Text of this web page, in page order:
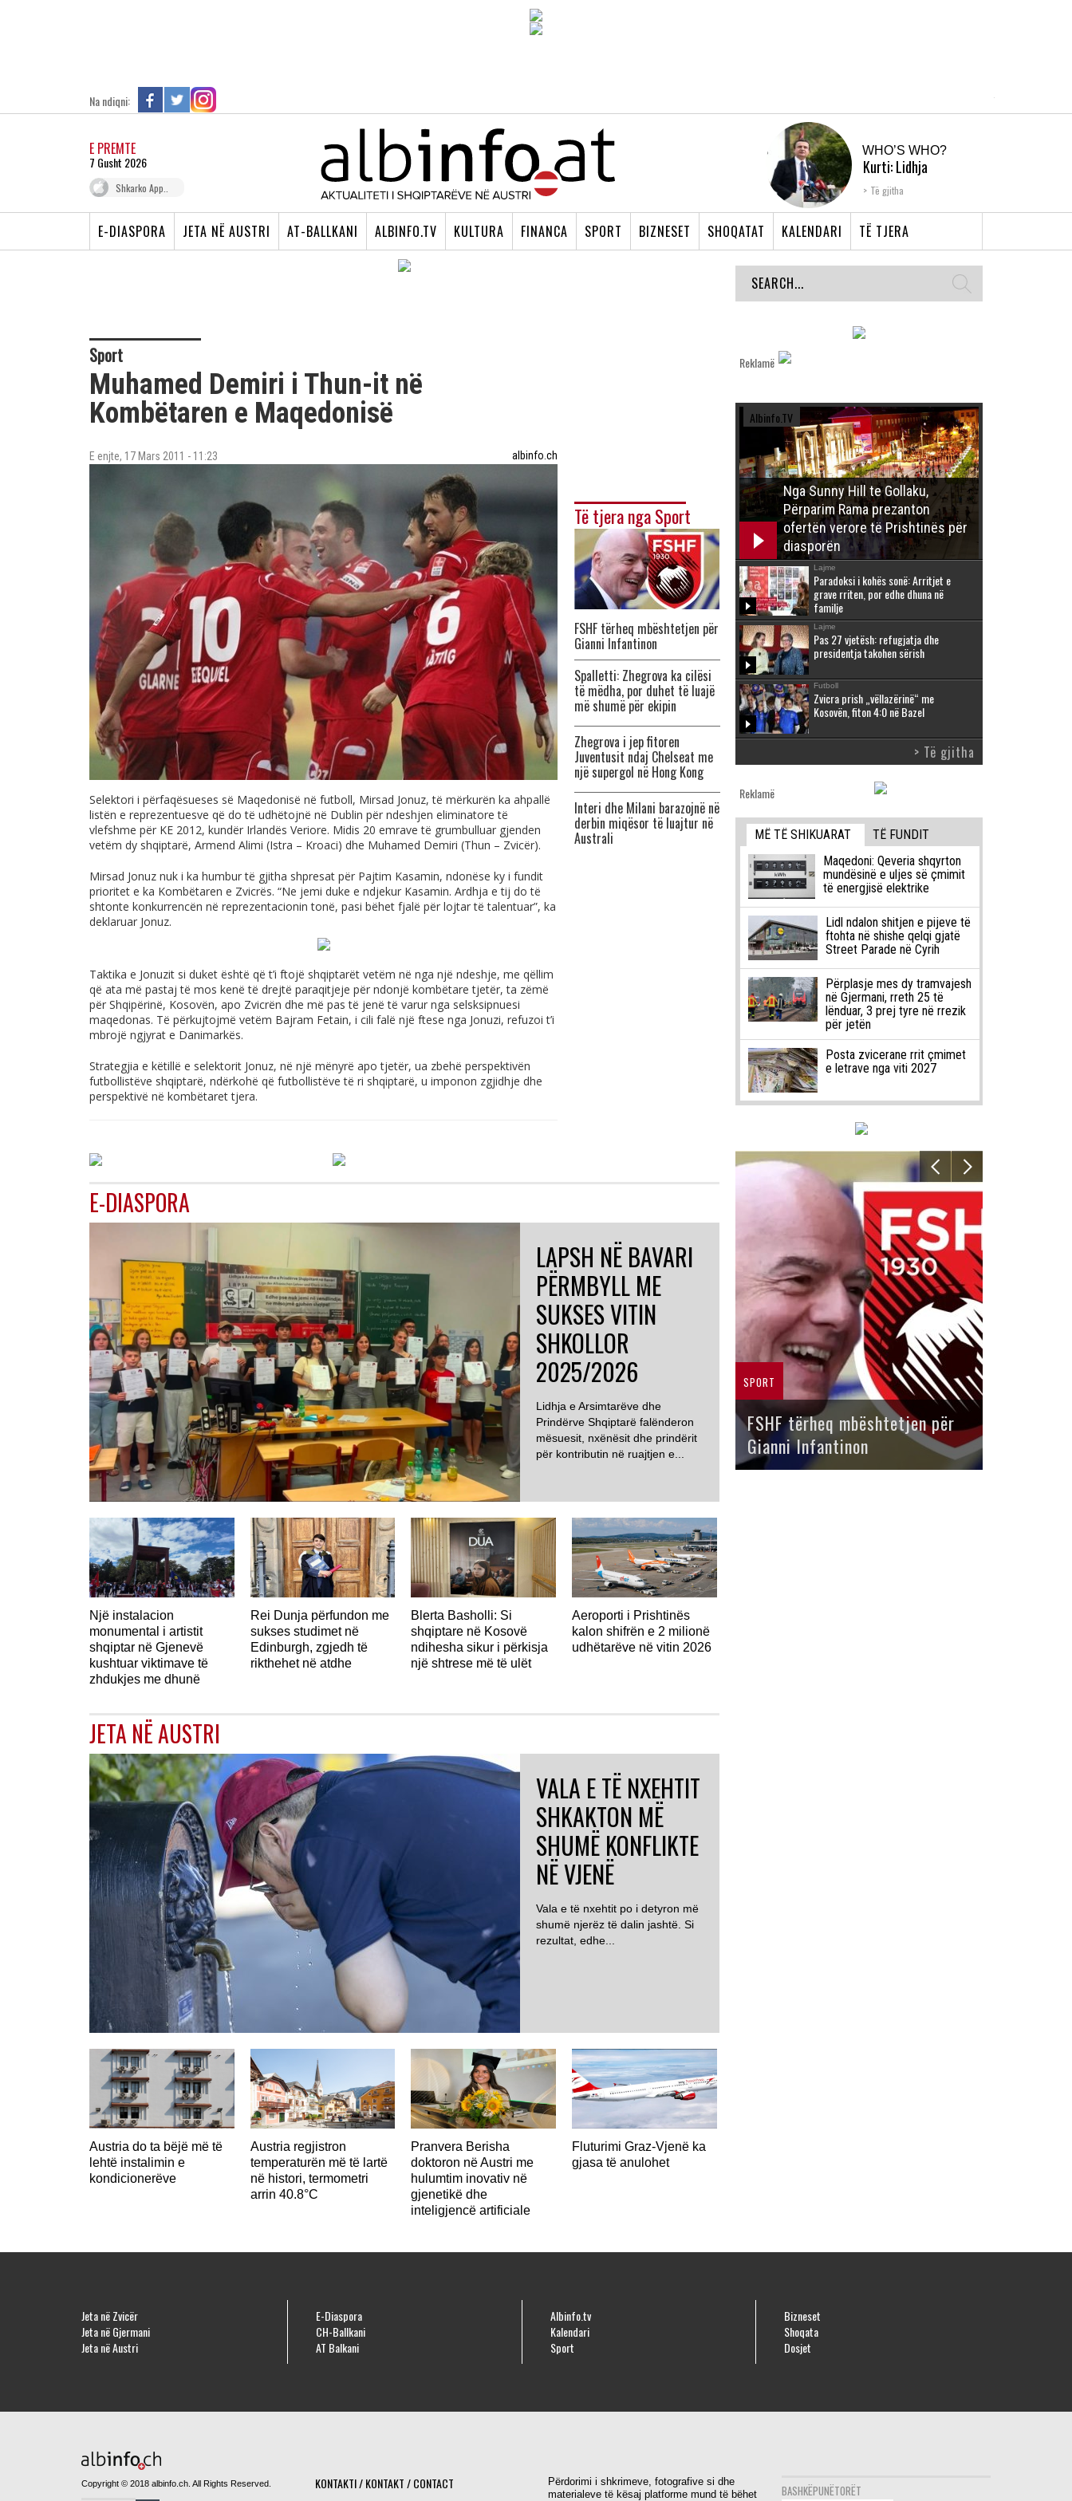
Na ndiqni:
E PREMTE
7 Gusht 2026
Shkarko App..
WHO’S WHO?
Kurti: Lidhja
Shqiptare e Prizrenit,
Të gjitha
E-DIASPORA JETA NË AUSTRI AT-BALLKANI ALBINFO.TV KULTURA FINANCA SPORT BIZNESET SHOQATAT KALENDARI TË TJERA
Sport
Muhamed Demiri i Thun-it në
Kombëtaren e Maqedonisë
E enjte, 17 Mars 2011 - 11:23 albinfo.ch
Selektori i përfaqësueses së Maqedonisë në futboll, Mirsad Jonuz, të mërkurën ka ahpallë
listën e reprezentuesve që do të udhëtojnë në Dublin për ndeshjen eliminatore të
vlefshme për KE 2012, kundër Irlandës Veriore. Midis 20 emrave të grumbulluar gjenden
vetëm dy shqiptarë, Armend Alimi (Istra – Kroaci) dhe Muhamed Demiri (Thun – Zvicër).
Mirsad Jonuz nuk i ka humbur të gjitha shpresat për Pajtim Kasamin, ndonëse ky i fundit
prioritet e ka Kombëtaren e Zvicrës. “Ne jemi duke e ndjekur Kasamin. Ardhja e tij do të
shtonte konkurrencën në reprezentacionin tonë, pasi bëhet fjalë për lojtar të talentuar”, ka
deklaruar Jonuz.
Taktika e Jonuzit si duket është që t’i ftojë shqiptarët vetëm në nga një ndeshje, me qëllim
që ata më pastaj të mos kenë të drejtë paraqitjeje për ndonjë kombëtare tjetër, ta zëmë
për Shqipërinë, Kosovën, apo Zvicrën dhe më pas të jenë të varur nga selsksipnuesi
maqedonas. Të përkujtojmë vetëm Bajram Fetain, i cili falë një ftese nga Jonuzi, refuzoi t’i
mbrojë ngjyrat e Danimarkës.
Strategjia e këtillë e selektorit Jonuz, në një mënyrë apo tjetër, ua zbehë perspektivën
futbollistëve shqiptarë, ndërkohë që futbollistëve të ri shqiptarë, u imponon zgjidhje dhe
perspektivë në kombëtaret tjera.
Të tjera nga Sport
FSHF tërheq mbështetjen për
Gianni Infantinon
Spalletti: Zhegrova ka cilësi
të mëdha, por duhet të luajë
më shumë për ekipin
Zhegrova i jep fitoren
Juventusit ndaj Chelseat me
një supergol në Hong Kong
Interi dhe Milani barazojnë në
derbin miqësor të luajtur në
Australi
E-DIASPORA
LAPSH NË BAVARI
PËRMBYLL ME
SUKSES VITIN
SHKOLLOR
2025/2026
Lidhja e Arsimtarëve dhe
Prindërve Shqiptarë falënderon
mësuesit, nxënësit dhe prindërit
për kontributin në ruajtjen e...
Një instalacion
monumental i artistit
shqiptar në Gjenevë
kushtuar viktimave të
zhdukjes me dhunë
Rei Dunja përfundon me
sukses studimet në
Edinburgh, zgjedh të
rikthehet në atdhe
Blerta Basholli: Si
shqiptare në Kosovë
ndihesha sikur i përkisja
një shtrese më të ulët
Aeroporti i Prishtinës
kalon shifrën e 2 milionë
udhëtarëve në vitin 2026
JETA NË AUSTRI
VALA E TË NXEHTIT
SHKAKTON MË
SHUMË KONFLIKTE
NË VJENË
Vala e të nxehtit po i detyron më
shumë njerëz të dalin jashtë. Si
rezultat, edhe...
Austria do ta bëjë më të
lehtë instalimin e
kondicionerëve
Austria regjistron
temperaturën më të lartë
në histori, termometri
arrin 40.8°C
Pranvera Berisha
doktoron në Austri me
hulumtim inovativ në
gjenetikë dhe
inteligjencë artificiale
Fluturimi Graz-Vjenë ka
gjasa të anulohet
Reklamë
Albinfo.TV
Nga Sunny Hill te Gollaku,
Përparim Rama prezanton
ofertën verore të Prishtinës për
diasporën
Lajme
Paradoksi i kohës sonë: Arritjet e
grave rriten, por edhe dhuna në
familje
Lajme
Pas 27 vjetësh: refugjatja dhe
presidentja takohen sërish
Futboll
Zvicra prish „vëllazërinë“ me
Kosovën, fiton 4:0 në Bazel
> Të gjitha
Reklamë
MË TË SHIKUARAT
TË FUNDIT
Maqedoni: Qeveria shqyrton
mundësinë e uljes së çmimit
të energjisë elektrike
Lidl ndalon shitjen e pijeve të
ftohta në shishe qelqi gjatë
Street Parade në Cyrih
Përplasje mes dy tramvajesh
në Gjermani, rreth 25 të
lënduar, 3 prej tyre në rrezik
për jetën
Posta zvicerane rrit çmimet
e letrave nga viti 2027
SPORT
FSHF tërheq mbështetjen për
Gianni Infantinon
Jeta në Zvicër
Jeta në Gjermani
Jeta në Austri
E-Diaspora
CH-Ballkani
AT Balkani
Albinfo.tv
Kalendari
Sport
Bizneset
Shoqata
Dosjet
Copyright © 2018 albinfo.ch. All Rights Reserved.
KONTAKTI / KONTAKT / CONTACT
Përdorimi i shkrimeve, fotografive si dhe
materialeve të kësaj platforme mund të bëhet
BASHKËPUNËTORËT